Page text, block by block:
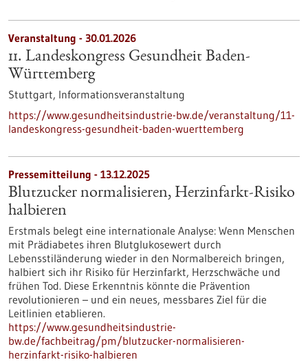
Veranstaltung - 30.01.2026
11. Landeskongress Gesundheit Baden-
Württemberg
Stuttgart, Informationsveranstaltung
https://www.gesundheitsindustrie-bw.de/veranstaltung/11-
landeskongress-gesundheit-baden-wuerttemberg
Pressemitteilung - 13.12.2025
Blutzucker normalisieren, Herzinfarkt-Risiko
halbieren
Erstmals belegt eine internationale Analyse: Wenn Menschen
mit Prädiabetes ihren Blutglukosewert durch
Lebensstiländerung wieder in den Normalbereich bringen,
halbiert sich ihr Risiko für Herzinfarkt, Herzschwäche und
frühen Tod. Diese Erkenntnis könnte die Prävention
revolutionieren – und ein neues, messbares Ziel für die
Leitlinien etablieren.
https://www.gesundheitsindustrie-
bw.de/fachbeitrag/pm/blutzucker-normalisieren-
herzinfarkt-risiko-halbieren